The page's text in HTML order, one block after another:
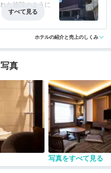
た施設のように
たと思われる階
、階段を降り
ない）、さら
、また階段を登
いをしました。
けにバリアフリ
れ的にも今は
4.0 接客対応 3.0 風呂 3.0
ホテルの紹介と売上のしくみ
写真
写真をすべて見る